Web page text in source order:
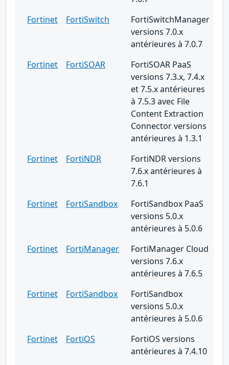
Fortinet
FortiSwitch
FortiSwitchManager
versions 7.0.x
antérieures à 7.0.7
Fortinet
FortiSOAR
FortiSOAR PaaS
versions 7.3.x, 7.4.x
et 7.5.x antérieures
à 7.5.3 avec File
Content Extraction
Connector versions
antérieures à 1.3.1
Fortinet
FortiNDR
FortiNDR versions
7.6.x antérieures à
7.6.1
Fortinet
FortiSandbox
FortiSandbox PaaS
versions 5.0.x
antérieures à 5.0.6
Fortinet
FortiManager
FortiManager Cloud
versions 7.6.x
antérieures à 7.6.5
Fortinet
FortiSandbox
FortiSandbox
versions 5.0.x
antérieures à 5.0.6
Fortinet
FortiOS
FortiOS versions
antérieures à 7.4.10